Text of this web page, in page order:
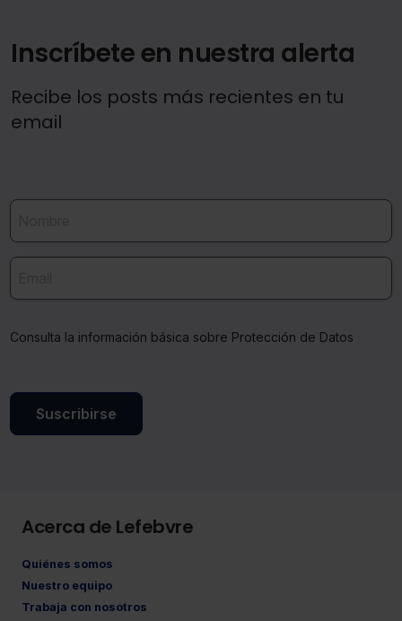
Inscríbete en nuestra alerta
Recibe los posts más recientes en tu
email
Consulta la información básica sobre Protección de Datos
Suscribirse
Acerca de Lefebvre
Quiénes somos
Nuestro equipo
Trabaja con nosotros